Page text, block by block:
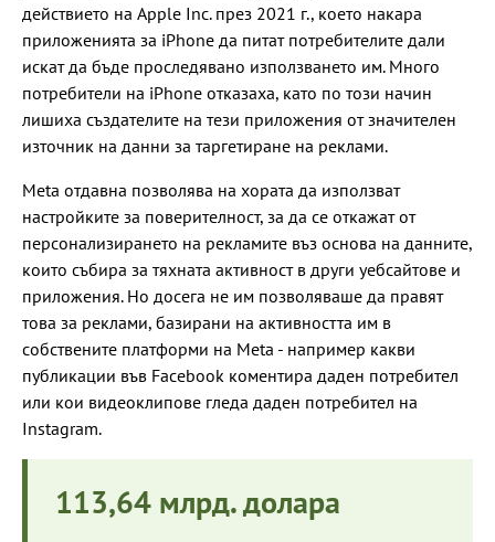
действието на Apple Inc. през 2021 г., което накара
приложенията за iPhone да питат потребителите дали
искат да бъде проследявано използването им. Много
потребители на iPhone отказаха, като по този начин
лишиха създателите на тези приложения от значителен
източник на данни за таргетиране на реклами.
Meta отдавна позволява на хората да използват
настройките за поверителност, за да се откажат от
персонализирането на рекламите въз основа на данните,
които събира за тяхната активност в други уебсайтове и
приложения. Но досега не им позволяваше да правят
това за реклами, базирани на активността им в
собствените платформи на Meta - например какви
публикации във Facebook коментира даден потребител
или кои видеоклипове гледа даден потребител на
Instagram.
113,64 млрд. долара